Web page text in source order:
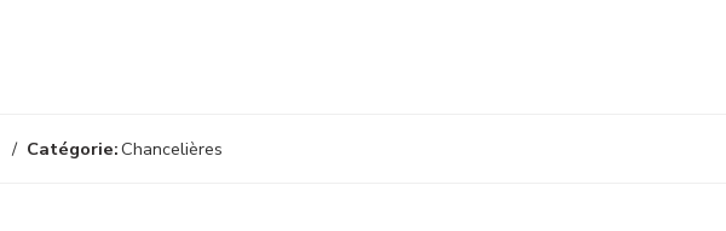
Catégorie:Chancelières